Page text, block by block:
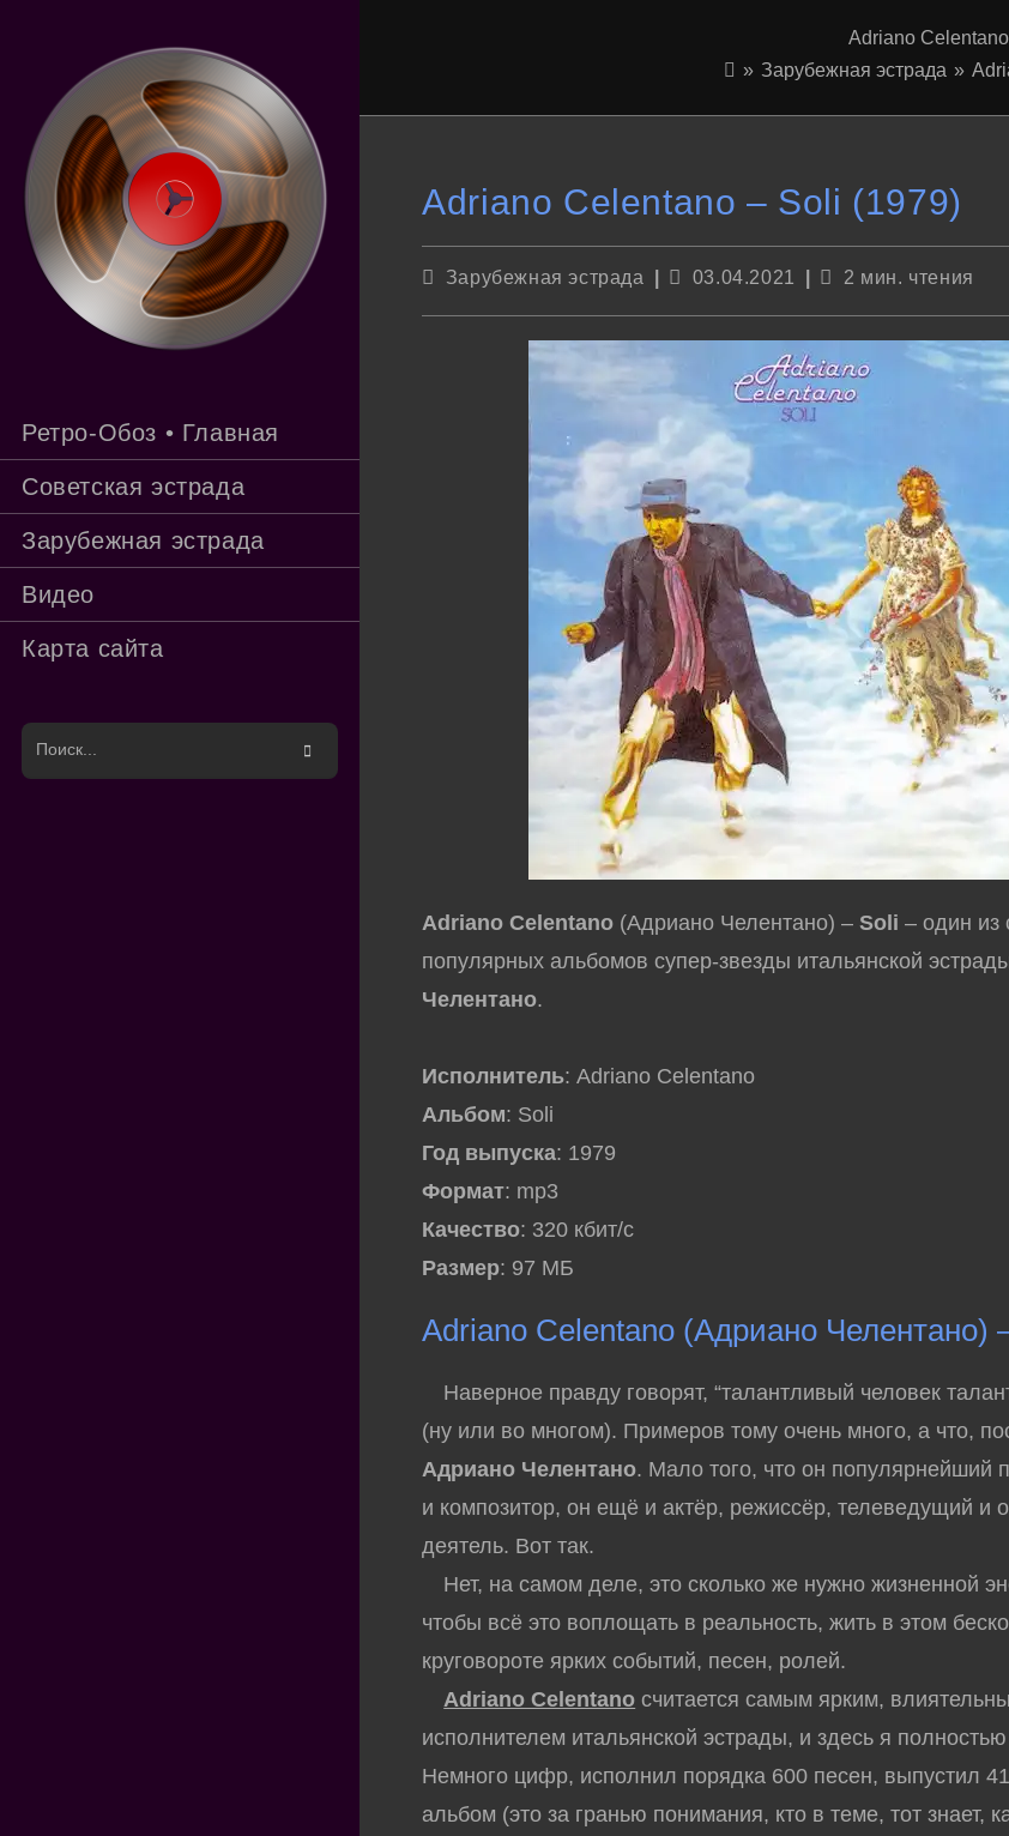
Ретро-Обоз • Главная
Советская эстрада
Зарубежная эстрада
Видео
Карта сайта
Adriano
» Зарубежная эстрада »
Adriano Celentano – Soli (1979)
Рубрика
Зарубежная эстрада
Запись
03.04.2021
Время2 мин. чтения
Adriano Celentano (Адриано Челентано) –Soli – один из
популярных альбомов супер-звезды итальянской
Челентано.
Исполнитель: Adriano Celentano
Альбом: Soli
Год выпуска: 1979
Формат: mp3
Качество: 320 кбит/с
Размер: 97 МБ
Adriano Celentano (Адриано Челентано)
Наверное правду говорят, “талантливый человек
(ну или во многом). Примеров тому очень много, а что,
Адриано Челентано. Мало того, что он популярнейший
и композитор, он ещё и актёр, режиссёр, телеведущий и
деятель. Вот так.
Нет, на самом деле, это сколько же нужно жизненной
чтобы всё это воплощать в реальность, жить в этом
круговороте ярких событий, песен, ролей.
Adriano Celentano считается самым ярким,
исполнителем итальянской эстрады, и здесь я
Немного цифр, исполнил порядка 600 песен, выпустил
альбом (это за гранью понимания, кто в теме, тот знает,